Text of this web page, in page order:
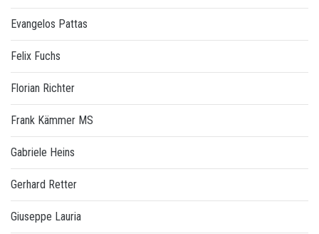
Evangelos Pattas
Felix Fuchs
Florian Richter
Frank Kämmer MS
Gabriele Heins
Gerhard Retter
Giuseppe Lauria